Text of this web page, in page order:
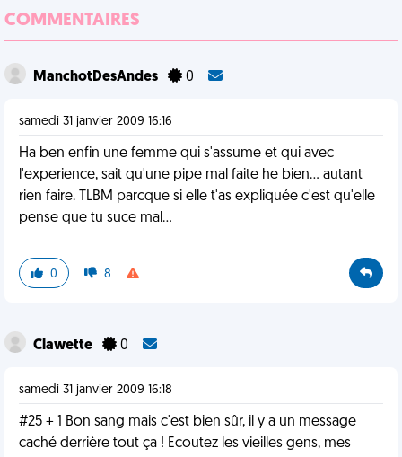
COMMENTAIRES
ManchotDesAndes 0
samedi 31 janvier 2009 16:16
Ha ben enfin une femme qui s'assume et qui avec
l'experience, sait qu'une pipe mal faite he bien... autant
rien faire. TLBM parcque si elle t'as expliquée c'est qu'elle
pense que tu suce mal...
0 8
Clawette 0
samedi 31 janvier 2009 16:18
#25 + 1 Bon sang mais c'est bien sûr, il y a un message
caché derrière tout ça ! Ecoutez les vieilles gens, mes